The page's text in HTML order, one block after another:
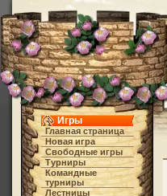
Игры
Главная страница
Новая игра
Свободные игры
Турниры
Командные
турниры
Лестницы